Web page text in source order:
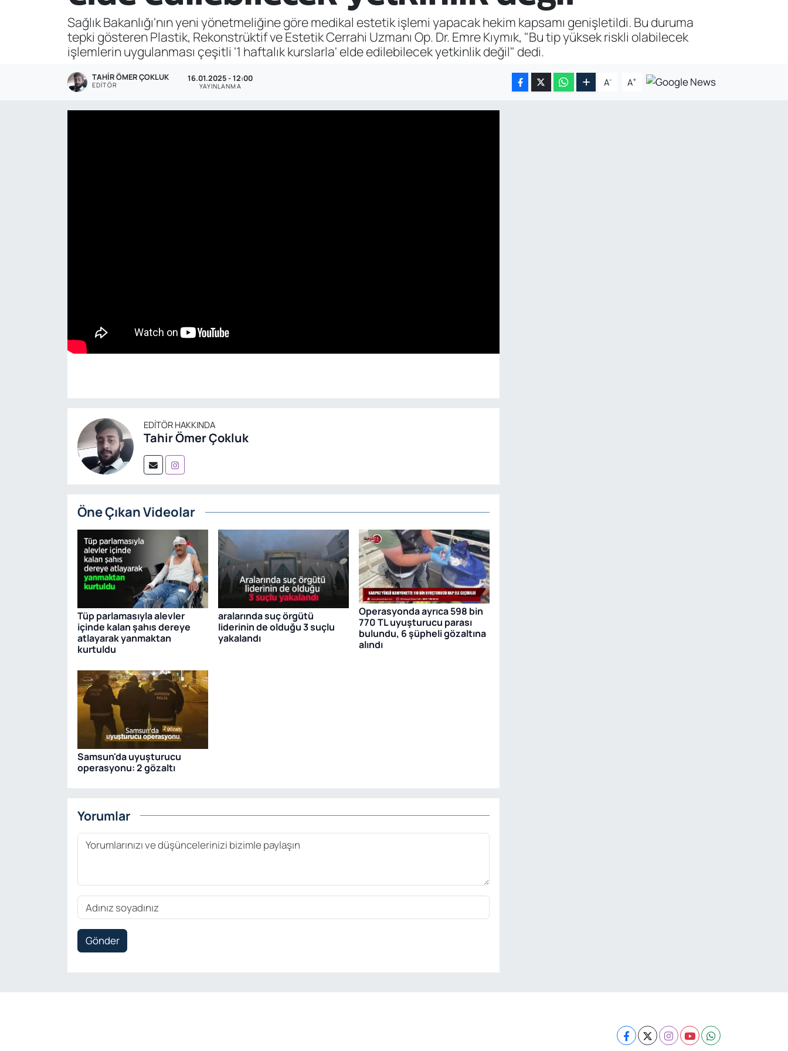
Sağlık Bakanlığı'nın yeni yönetmeliğine göre medikal estetik işlemi yapacak hekim kapsamı genişletildi. Bu duruma
tepki gösteren Plastik, Rekonstrüktif ve Estetik Cerrahi Uzmanı Op. Dr. Emre Kıymık, "Bu tip yüksek riskli olabilecek
işlemlerin uygulanması çeşitli '1 haftalık kurslarla' elde edilebilecek yetkinlik değil" dedi.
TAHIR ÖMER ÇOKLUK
EDITÖR
16.01.2025 - 12:00
YAYINLANMA A- A+
EDITÖR HAKKINDA
Tahir Ömer Çokluk
Öne Çıkan Videolar
Tüp parlamasıyla alevler
içinde kalan şahıs dereye
atlayarak yanmaktan
kurtuldu
aralarında suç örgütü
liderinin de olduğu 3 suçlu
yakalandı
Operasyonda ayrıca 598 bin
770 TL uyuşturucu parası
bulundu, 6 şüpheli gözaltına
alındı
Samsun'da uyuşturucu
operasyonu: 2 gözaltı
Yorumlar
Gönder
Gündem
Özel Haber
POLİTİKA